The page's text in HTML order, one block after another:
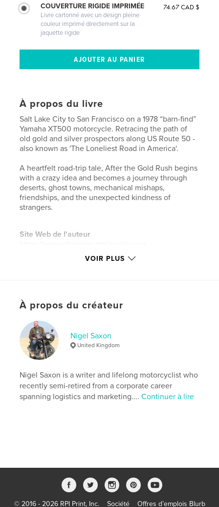
COUVERTURE RIGIDE IMPRIMÉE
Livre cartonné avec un design pleine
couleur imprimé directement sur la
jaquette rigide
74.67 CAD $
À propos du livre
Salt Lake City to San Francisco on a 1978 “barn-find”
Yamaha XT500 motorcycle. Retracing the path of
old gold and silver prospectors along US Route 50 -
also known as 'The Loneliest Road in America'.
A heartfelt road-trip tale, After the Gold Rush begins
with a crazy idea and becomes a journey through
deserts, ghost towns, mechanical mishaps,
friendships, and the unexpected kindness of
strangers.
Site Web de l'auteur
Catégories supplémentaires Voyages
d’Amérique (USA)
Format choisi:
# de pages:
24
ISBN
Couverture rigide imprimée: 9798261171249
Date de publication:déc 29, 2025
LangueEnglish
VOIR PLUS
À propos du créateur
Nigel Saxon
United Kingdom
Nigel Saxon is a writer and lifelong motorcyclist who
recently semi-retired from a corporate career
spanning logistics and marketing....Continuer à lire
© 2016 - 2026 RPI Print, Inc. Société Offres d’emplois Blurb